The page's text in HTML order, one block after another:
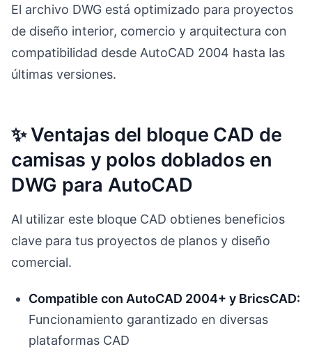
El archivo DWG está optimizado para proyectos
de diseño interior, comercio y arquitectura con
compatibilidad desde AutoCAD 2004 hasta las
últimas versiones.
✨ Ventajas del bloque CAD de
camisas y polos doblados en
DWG para AutoCAD
Al utilizar este bloque CAD obtienes beneficios
clave para tus proyectos de planos y diseño
comercial.
Compatible con AutoCAD 2004+ y BricsCAD:
Funcionamiento garantizado en diversas
plataformas CAD